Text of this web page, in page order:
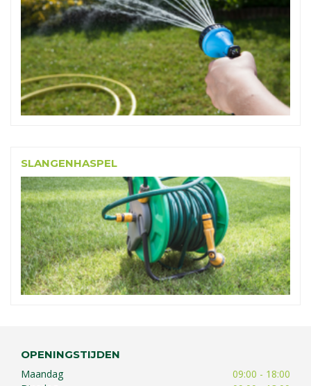
SLANGENHASPEL
OPENINGSTIJDEN
Maandag
09:00 - 18:00